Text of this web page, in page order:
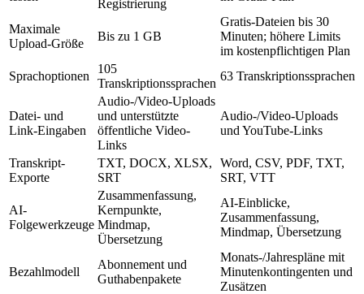
Registrierung
Maximale
Upload-Größe
Bis zu 1 GB
Gratis-Dateien bis 30
Minuten; höhere Limits
im kostenpflichtigen Plan
Sprachoptionen
105
Transkriptionssprachen
63 Transkriptionssprachen
Datei- und
Link-Eingaben
Audio-/Video-Uploads
und unterstützte
öffentliche Video-
Links
Audio-/Video-Uploads
und YouTube-Links
Transkript-
Exporte
TXT, DOCX, XLSX,
SRT
Word, CSV, PDF, TXT,
SRT, VTT
AI-
Folgewerkzeuge
Zusammenfassung,
Kernpunkte,
Mindmap,
Übersetzung
AI-Einblicke,
Zusammenfassung,
Mindmap, Übersetzung
Bezahlmodell
Abonnement und
Guthabenpakete
Monats-/Jahrespläne mit
Minutenkontingenten und
Zusätzen